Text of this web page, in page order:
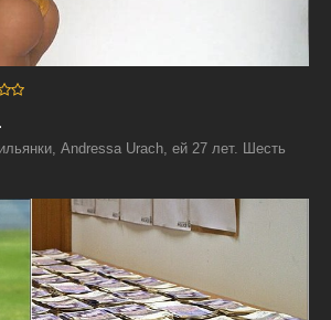
Andressa Urach, ей 27 лет. Шесть